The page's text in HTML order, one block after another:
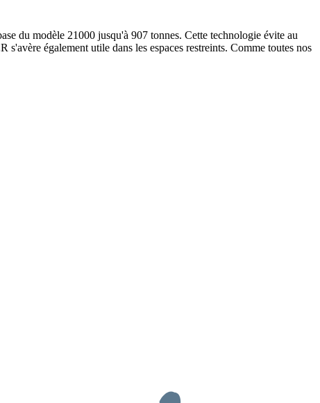
du modèle 21000 jusqu'à 907 tonnes. Cette technologie évite au
également utile dans les espaces restreints. Comme toutes nos